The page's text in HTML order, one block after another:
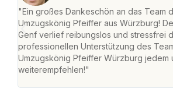
"Ein großes Dankeschön an das Team
Umzugskönig Pfeiffer aus Würzburg!
Genf verlief reibungslos und stressfrei
professionellen Unterstützung des
Umzugskönig Pfeiffer Würzburg jedem
weiterempfehlen!"